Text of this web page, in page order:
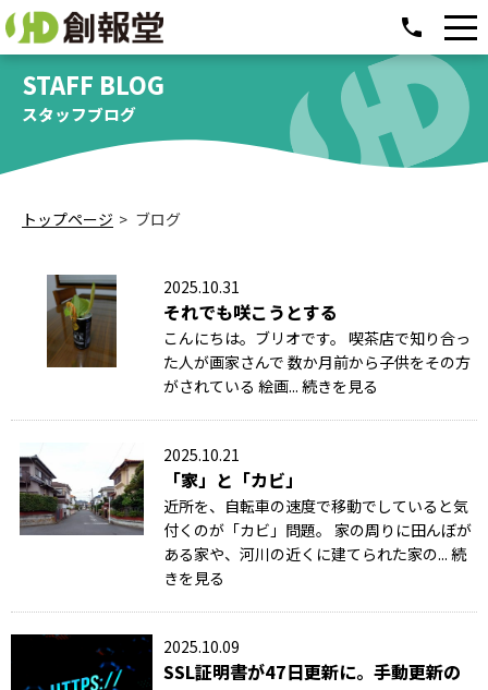
phone
STAFF BLOG
スタッフブログ
トップページ ブログ
2025.10.31
それでも咲こうとする
こんにちは。ブリオです。 喫茶店で知り合っ
た人が画家さんで 数か月前から子供をその方
がされている 絵画... 続きを見る
2025.10.21
「家」と「カビ」
近所を、自転車の速度で移動でしていると気
付くのが「カビ」問題。 家の周りに田んぼが
ある家や、河川の近くに建てられた家の... 続
きを見る
2025.10.09
SSL証明書が47日更新に。手動更新の